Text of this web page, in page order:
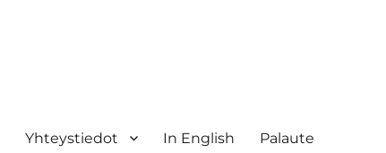
Yhteystiedot In English Palaute